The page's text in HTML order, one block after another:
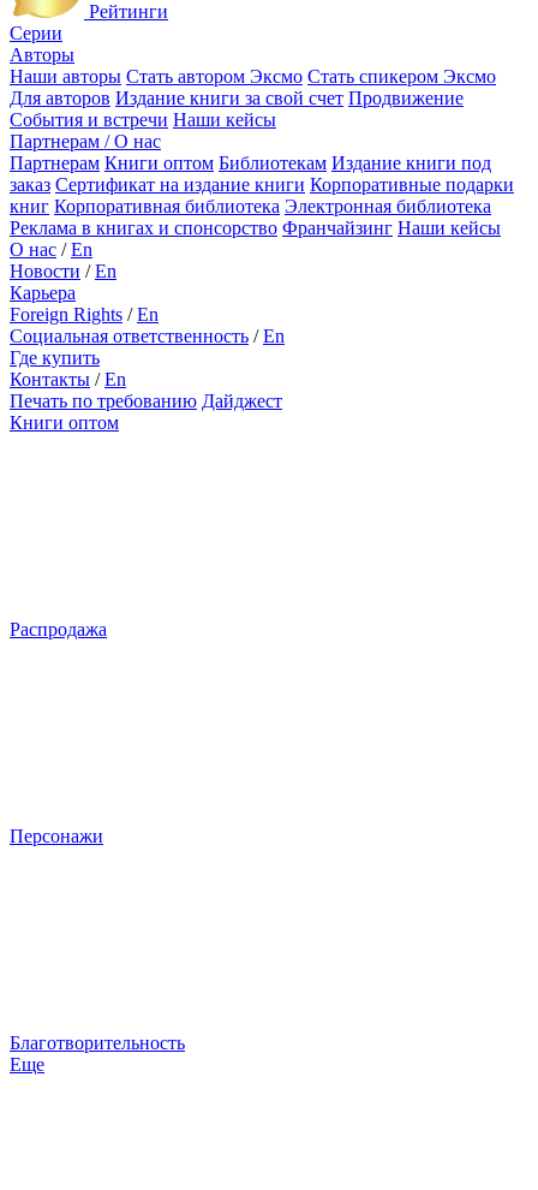
Рейтинги
Серии
Авторы
Наши авторы Стать автором Эксмо Стать спикером Эксмо
Для авторов Издание книги за свой счет Продвижение
События и встречи Наши кейсы
Партнерам / О нас
Партнерам Книги оптом Библиотекам Издание книги под
заказ Сертификат на издание книги Корпоративные подарки
книг Корпоративная библиотека Электронная библиотека
Реклама в книгах и спонсорство Франчайзинг Наши кейсы
О нас /En
Новости /En
Карьера
Foreign Rights /En
Социальная ответственность /En
Где купить
Контакты /En
Печать по требованию Дайджест
Книги оптом
Распродажа
Персонажи
Благотворительность
Еще